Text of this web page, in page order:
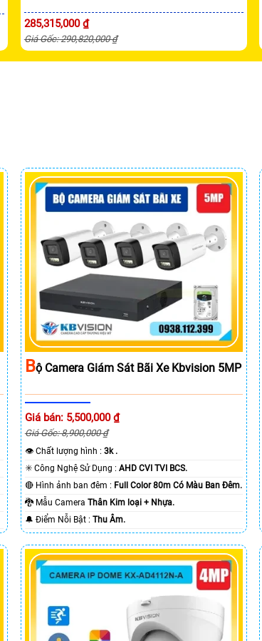
285,315,000 ₫
Giá Gốc: 290,820,000 ₫
BỘ Camera Giám Sát Bãi Xe Kbvision 5MP
Giá bán: 5,500,000 ₫
Giá Gốc: 8,900,000 ₫
👁 Chất lượng hình : 3k .
✳️ Công Nghệ Sử Dụng : AHD CVI TVI BCS.
🔴 Hình ảnh ban đêm : Full Color 80m Có Màu Ban Ðêm.
🐉️ Mẫu Camera Thân Kim loại + Nhựa.
️🔔 Điểm Nỗi Bật : Thu Âm.